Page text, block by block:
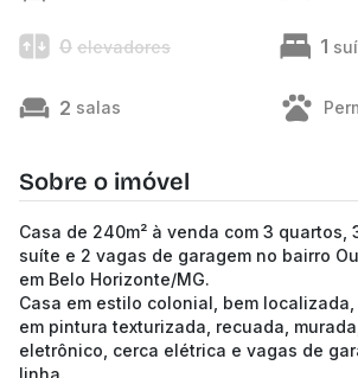
0 elevadores 1
2 salas
Sobre o imóvel
Casa de 240m² à venda com 3 quartos,
suíte e 2 vagas de garagem no bairro
em Belo Horizonte/MG.
Casa em estilo colonial, bem localizada,
em pintura texturizada, recuada,
eletrônico, cerca elétrica e vagas de
linha.